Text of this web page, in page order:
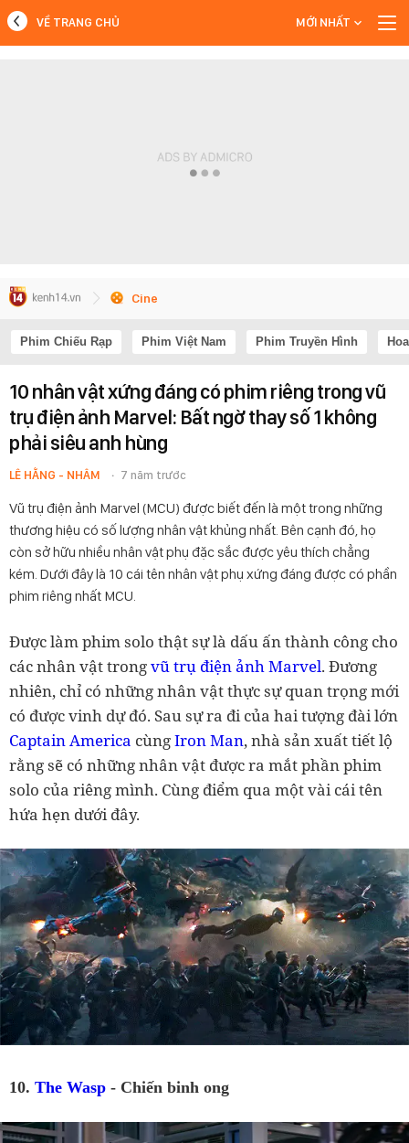
VỀ TRANG CHỦ MỚI NHẤT
Cine
Phim Chiếu Rạp Phim Việt Nam Phim Truyền Hình
10 nhân vật xứng đáng có phim riêng trong vũ
trụ điện ảnh Marvel: Bất ngờ thay số 1 không
phải siêu anh hùng
LÊ HẰNG - NHÂM 7 năm trước
Vũ trụ điện ảnh Marvel (MCU) được biết đến là một trong những
thương hiệu có số lượng nhân vật khủng nhất. Bên cạnh đó, họ
còn sở hữu nhiều nhân vật phụ đặc sắc được yêu thích chẳng
kém. Dưới đây là 10 cái tên nhân vật phụ xứng đáng được có phần
phim riêng nhất MCU.
Được làm phim solo thật sự là dấu ấn thành công cho
các nhân vật trongvũ trụ điện ảnh Marvel. Đương
nhiên, chỉ có những nhân vật thực sự quan trọng mới
có được vinh dự đó. Sau sự ra đi của hai tượng đài lớn
Captain America cùngIron Man, nhà sản xuất tiết lộ
rằng sẽ có những nhân vật được ra mắt phần phim
solo của riêng mình. Cùng điểm qua một vài cái tên
hứa hẹn dưới đây.
10. The Wasp - Chiến binh ong